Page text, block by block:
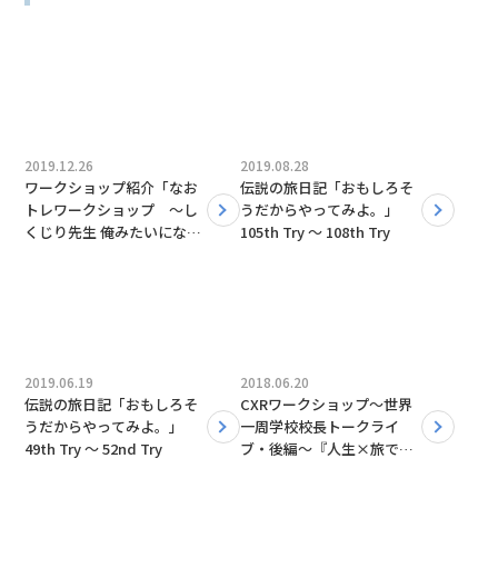
2019.12.26
ワークショップ紹介「なお
トレワークショップ 〜し
くじり先生 俺みたいになる
2019.08.28
伝説の旅日記「おもしろそ
うだからやってみよ。」
105th Try 〜 108th Try
2019.06.19
伝説の旅日記「おもしろそ
うだからやってみよ。」
49th Try 〜 52nd Try
2018.06.20
CXRワークショップ〜世界
一周学校校長トークライ
ブ・後編〜『人生×旅での